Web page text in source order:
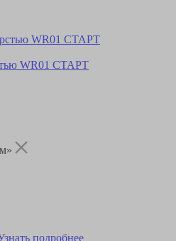
WR01 СТАРТ
подробнее